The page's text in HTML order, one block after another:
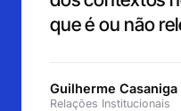
que é ou não
Guilherme Casaniga
Relações Institucionais